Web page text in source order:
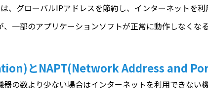
グローバルIPアドレスを節約し、インターネットを
一部のアプリケーションソフトが正常に動作しなくな
とNAPT(Network Address and
の数より少ない場合はインターネットを利用できない機